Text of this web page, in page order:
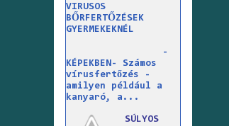
VIRUSOS
BŐRFERTŐZÉSEK
GYERMEKEKNÉL
-
KÉPEKBEN- Számos
vírusfertőzés -
amilyen például a
kanyaró, a...
SÚLYOS